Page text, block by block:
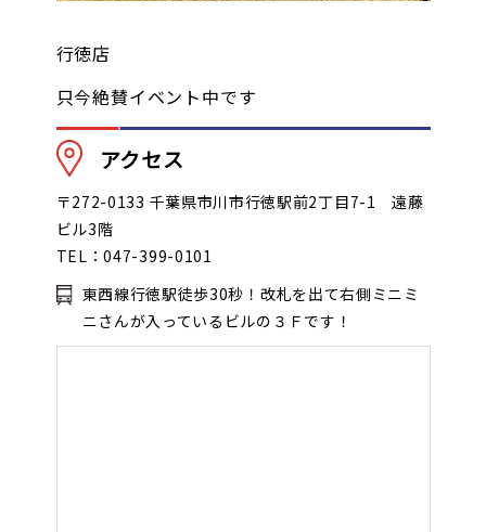
行徳店
只今絶賛イベント中です
アクセス
〒272-0133 千葉県市川市行徳駅前2丁目7-1 遠藤
ビル3階
TEL：047-399-0101
東西線行徳駅徒歩30秒！改札を出て右側ミニミ
ニさんが入っているビルの３Ｆです！